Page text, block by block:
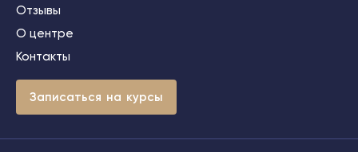
Отзывы
О центре
Контакты
Записаться на курсы